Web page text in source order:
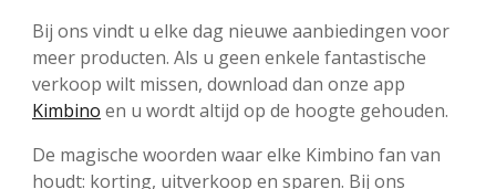
Bij ons vindt u elke dag nieuwe aanbiedingen voor
meer producten. Als u geen enkele fantastische
verkoop wilt missen, download dan onze app
Kimbino en u wordt altijd op de hoogte gehouden.
De magische woorden waar elke Kimbino fan van
houdt: korting, uitverkoop en sparen. Bij ons